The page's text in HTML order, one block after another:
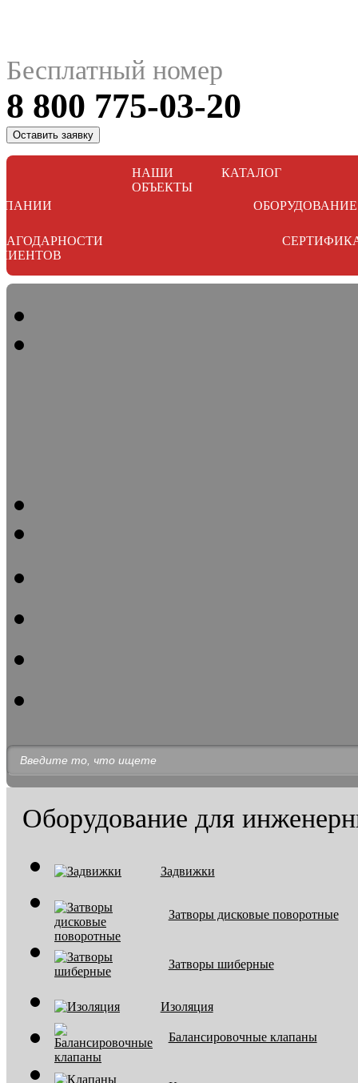
Бесплатный номер
8 800 775-03-20
Оставить заявку
НАШИ
ОБЪЕКТЫ
КАТАЛОГ
ОБОРУДОВАНИЕ
Оборудование для
Задвижки
Затворы дисковые поворотные
Затворы шиберные
Изоляция
Балансировочные клапаны